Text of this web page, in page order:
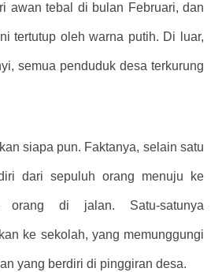
awan tebal di bulan Februari, dan
tertutup oleh warna putih. Di luar,
semua penduduk desa terkurung
siapa pun. Faktanya, selain satu
dari sepuluh orang menuju ke
di jalan. Satu-satunya
ke sekolah, yang memunggungi
yang berdiri di pinggiran desa.